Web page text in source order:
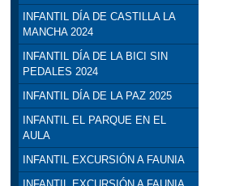
INFANTIL DÍA DE CASTILLA LA
MANCHA 2024
INFANTIL DÍA DE LA BICI SIN
PEDALES 2024
INFANTIL DÍA DE LA PAZ 2025
INFANTIL EL PARQUE EN EL
AULA
INFANTIL EXCURSIÓN A FAUNIA